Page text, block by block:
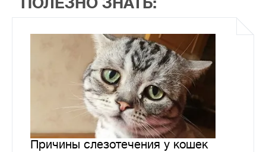
Причины слезотечения у кошек